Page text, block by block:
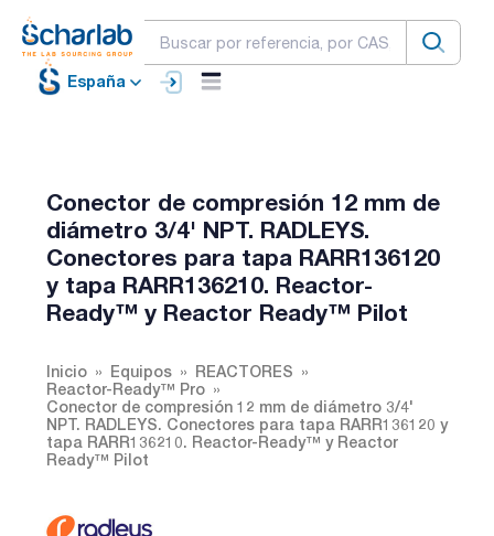
España
Conector de compresión 12 mm de
diámetro 3/4' NPT. RADLEYS.
Conectores para tapa RARR136120
y tapa RARR136210. Reactor-
Ready™ y Reactor Ready™ Pilot
Inicio Equipos
REACTORES
Reactor-Ready™ Pro
Conector de compresión 12 mm de diámetro 3/4'
NPT. RADLEYS. Conectores para tapa RARR136120 y
tapa RARR136210. Reactor-Ready™ y Reactor
Ready™ Pilot